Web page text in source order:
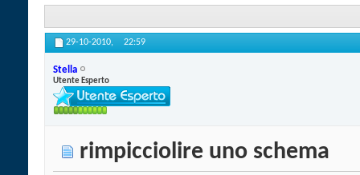
29-10-2010, 22:59
Stella
Utente Esperto
rimpicciolire uno schema